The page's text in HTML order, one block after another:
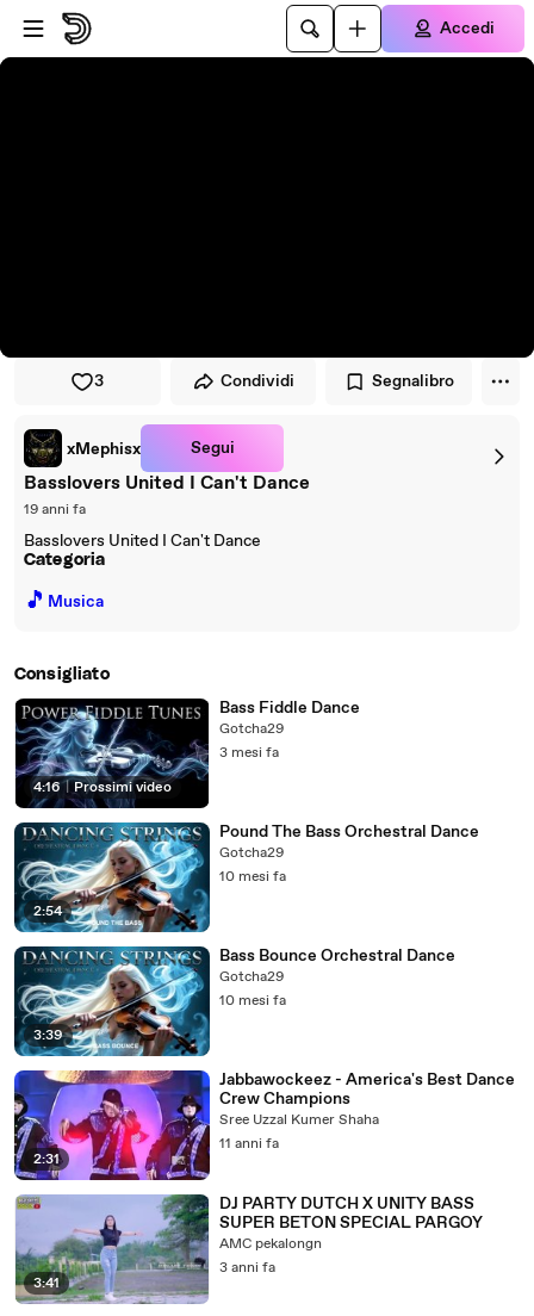
Vai al lettore
Passa al contenuto principale
Accedi
3 Condividi Segnalibro
xMephisx Segui
Basslovers United I Can't Dance
19 anni fa
Basslovers United I Can't Dance
Categoria
🎵 Musica
Consigliato
4:16 | Prossimi video
Bass Fiddle Dance
Gotcha29
3 mesi fa
2:54
Pound The Bass Orchestral Dance
Gotcha29
10 mesi fa
3:39
Bass Bounce Orchestral Dance
Gotcha29
10 mesi fa
2:31
Jabbawockeez - America's Best Dance
Crew Champions
Sree Uzzal Kumer Shaha
11 anni fa
3:41
DJ PARTY DUTCH X UNITY BASS
SUPER BETON SPECIAL PARGOY
AMC pekalongn
3 anni fa